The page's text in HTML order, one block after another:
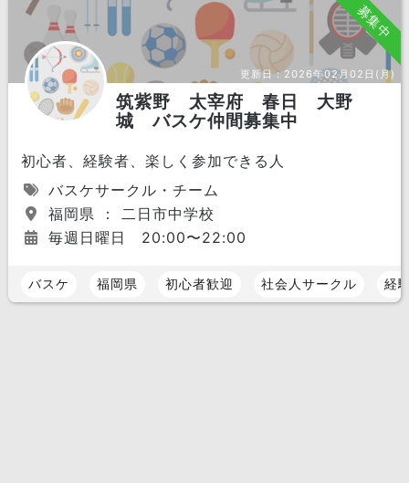
募集中
更新日：2026年02月02日(月)
筑紫野 太宰府 春日 大野
城 バスケ仲間募集中
初心者、経験者、楽しく参加できる人
バスケサークル・チーム
福岡県 ： 二日市中学校
毎週日曜日 20:00〜22:00
バスケ 福岡県 初心者歓迎 社会人サークル 経